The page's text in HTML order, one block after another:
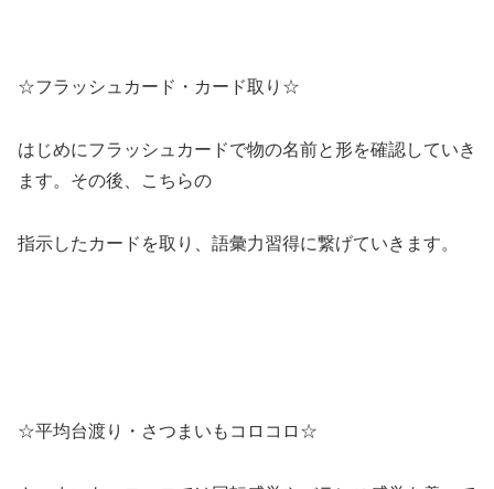
☆フラッシュカード・カード取り☆
はじめにフラッシュカードで物の名前と形を確認していき
ます。その後、こちらの
指示したカードを取り、語彙力習得に繋げていきます。
☆平均台渡り・さつまいもコロコロ☆